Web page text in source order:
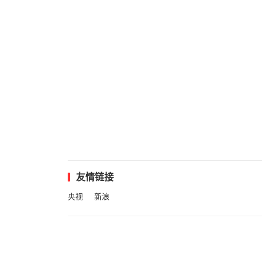
友情链接
央视 新浪